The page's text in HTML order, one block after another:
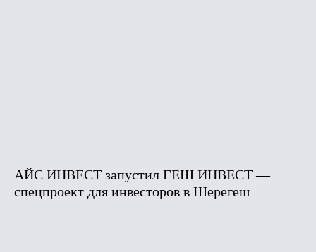
АЙС ИНВЕСТ запустил ГЕШ ИНВЕСТ —
спецпроект для инвесторов в Шерегеш